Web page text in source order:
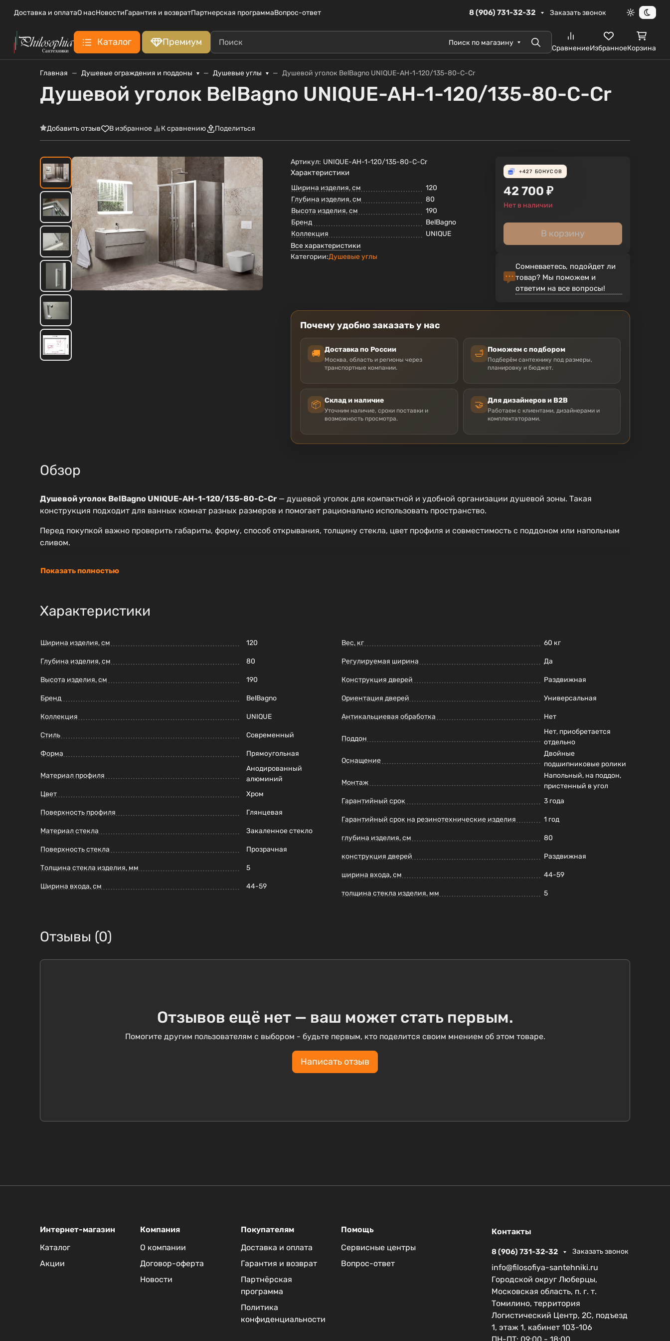
Доставка и оплатаО насНовостиГарантия и возвратПартнерская программаВопрос-ответ 8 (906) 731-32-32 Заказать звонок
Светлая
Каталог Премиум Поиск по магазину ПоискСравнениеИзбранноеКорзина
Главная Душевые ограждения и поддоны Душевые углы Душевой уголок BelBagno UNIQUE-AH-1-120/135-80-C-Cr
Душевой уголок BelBagno UNIQUE-AH-1-120/135-80-C-Cr
Добавить отзыв В избранное К сравнению Поделиться
Артикул: UNIQUE-AH-1-120/135-80-C-Cr
Характеристики
Ширина изделия, см
120
Глубина изделия, см
80
Высота изделия, см
190
Бренд
BelBagno
Коллекция
UNIQUE
Все характеристики
Категории:Душевые углы
+427 БОНУСОВ
42 700 ₽
Нет в наличии
В корзину
Сомневаетесь, подойдет ли
товар? Мы поможем и
ответим на все вопросы!
Почему удобно заказать у нас
🚚 Доставка по России
Москва, область и регионы через
транспортные компании.
🛁 Поможем с подбором
Подберём сантехнику под размеры,
планировку и бюджет.
📦 Склад и наличие
Уточним наличие, сроки поставки и
возможность просмотра.
🤝 Для дизайнеров и B2B
Работаем с клиентами, дизайнерами и
комплектаторами.
Обзор
Душевой уголок BelBagno UNIQUE-AH-1-120/135-80-C-Cr — душевой уголок для компактной и удобной организации душевой зоны. Такая
конструкция подходит для ванных комнат разных размеров и помогает рационально использовать пространство.
Перед покупкой важно проверить габариты, форму, способ открывания, толщину стекла, цвет профиля и совместимость с поддоном или напольным
сливом.
Показать полностью
Характеристики
Ширина изделия, см 120
Глубина изделия, см 80
Высота изделия, см 190
Бренд BelBagno
Коллекция UNIQUE
Стиль Современный
Форма Прямоугольная
Материал профиля
Анодированный
алюминий
Цвет
Хром
Поверхность профиля Глянцевая
Материал стекла Закаленное стекло
Поверхность стекла Прозрачная
Толщина стекла изделия, мм 5
Ширина входа, см 44-59
Вес, кг 60 кг
Регулируемая ширина Да
Конструкция дверей Раздвижная
Ориентация дверей Универсальная
Антикальциевая обработка Нет
Поддон
Нет, приобретается
отдельно
Оснащение
Двойные
подшипниковые ролики
Монтаж
Напольный, на поддон,
пристенный в угол
Гарантийный срок
3 года
Гарантийный срок на резинотехнические изделия 1 год
глубина изделия, см 80
конструкция дверей Раздвижная
ширина входа, см 44-59
толщина стекла изделия, мм 5
Отзывы (0)
Отзывов ещё нет — ваш может стать первым.
Помогите другим пользователям с выбором - будьте первым, кто поделится своим мнением об этом товаре.
Написать отзыв
Интернет-магазин
Каталог
Акции
Компания
О компании
Договор-оферта
Новости
Покупателям
Доставка и оплата
Гарантия и возврат
Партнёрская
программа
Политика
конфиденциальности
Помощь
Сервисные центры
Вопрос-ответ
Контакты
8 (906) 731-32-32 Заказать звонок
info@filosofiya-santehniki.ru
Городской округ Люберцы,
Московская область, п. г. т.
Томилино, территория
Логистический Центр, 2С, подъезд
1, этаж 1, кабинет 103-106